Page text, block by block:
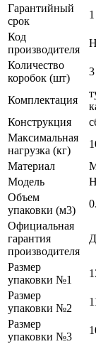
Гарантийный
срок
Код
производителя
Количество
коробок (шт)
3
Комплектация
Конструкция
Максимальная
нагрузка (кг)
Материал
Модель
Объем
упаковки (м3)
Официальная
гарантия
производителя
Размер
упаковки №1
Размер
упаковки №2
Размер
упаковки №3